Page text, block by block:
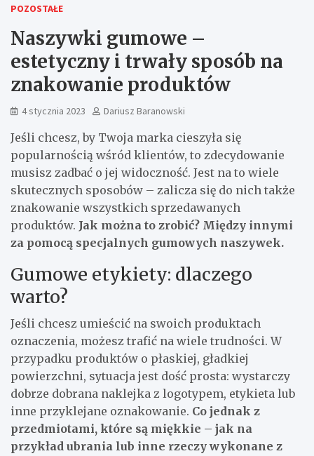
POZOSTAŁE
Naszywki gumowe –
estetyczny i trwały sposób na
znakowanie produktów
4 stycznia 2023 Dariusz Baranowski
Jeśli chcesz, by Twoja marka cieszyła się
popularnością wśród klientów, to zdecydowanie
musisz zadbać o jej widoczność. Jest na to wiele
skutecznych sposobów – zalicza się do nich także
znakowanie wszystkich sprzedawanych
produktów. Jak można to zrobić? Między innymi
za pomocą specjalnych gumowych naszywek.
Gumowe etykiety: dlaczego
warto?
Jeśli chcesz umieścić na swoich produktach
oznaczenia, możesz trafić na wiele trudności. W
przypadku produktów o płaskiej, gładkiej
powierzchni, sytuacja jest dość prosta: wystarczy
dobrze dobrana naklejka z logotypem, etykieta lub
inne przyklejane oznakowanie. Co jednak z
przedmiotami, które są miękkie – jak na
przykład ubrania lub inne rzeczy wykonane z